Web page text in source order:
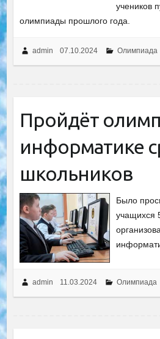
учеников
олимпиады прошлого года.
admin 07.10.2024 Олимпиада
Пройдёт
информатике
школьников
Было
учащихся
admin 11.03.2024 Олимпиада